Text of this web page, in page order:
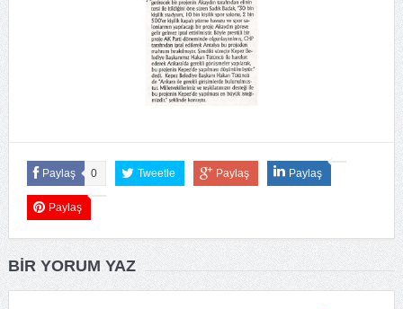
Paylaş 0 Tweetle Paylaş Paylaş
Paylaş
BIR YORUM YAZ